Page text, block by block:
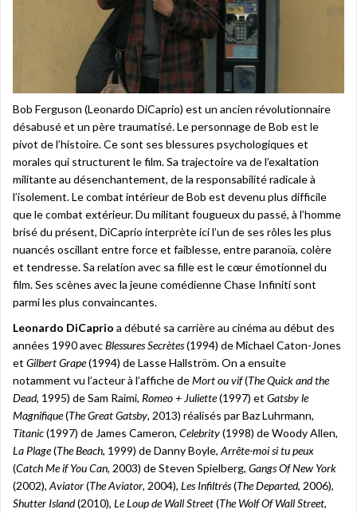
Bob Ferguson (Leonardo DiCaprio) est un ancien révolutionnaire
désabusé et un père traumatisé. Le personnage de Bob est le
pivot de l’histoire. Ce sont ses blessures psychologiques et
morales qui structurent le film. Sa trajectoire va de l’exaltation
militante au désenchantement, de la responsabilité radicale à
l’isolement. Le combat intérieur de Bob est devenu plus difficile
que le combat extérieur. Du militant fougueux du passé, à l’homme
brisé du présent, DiCaprio interprète ici l’un de ses rôles les plus
nuancés oscillant entre force et faiblesse, entre paranoïa, colère
et tendresse. Sa relation avec sa fille est le cœur émotionnel du
film. Ses scènes avec la jeune comédienne Chase Infiniti sont
parmi les plus convaincantes.
Leonardo DiCaprio a débuté sa carrière au cinéma au début des
années 1990 avecBlessures Secrètes(1994) de Michael Caton-Jones
et Gilbert Grape(1994) de Lasse Hallström. On a ensuite
notamment vu l’acteur à l’affiche deMort ou vif(The Quick and the
Dead, 1995) de Sam Raimi, Romeo + Juliette(1997) et Gatsby le
Magnifique(The Great Gatsby, 2013) réalisés par Baz Luhrmann,
Titanic(1997) de James Cameron, Celebrity(1998) de Woody Allen,
La Plage(The Beach, 1999) de Danny Boyle, Arrête-moi si tu peux
(Catch Me if You Can, 2003) de Steven Spielberg, Gangs Of New York
(2002), Aviator(The Aviator, 2004), Les Infiltrés(The Departed, 2006),
Shutter Island(2010), Le Loup de Wall Street(The Wolf Of Wall Street,